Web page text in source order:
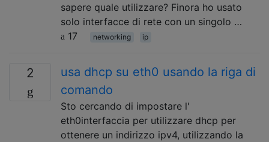
sapere quale utilizzare? Finora ho usato
solo interfacce di rete con un singolo …
17
networking ip
2
usa dhcp su eth0 usando la riga di
comando
Sto cercando di impostare l'
eth0interfaccia per utilizzare dhcp per
ottenere un indirizzo ipv4, utilizzando la